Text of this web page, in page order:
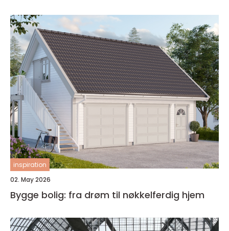
inspiration
02. May 2026
Bygge bolig: fra drøm til nøkkelferdig hjem